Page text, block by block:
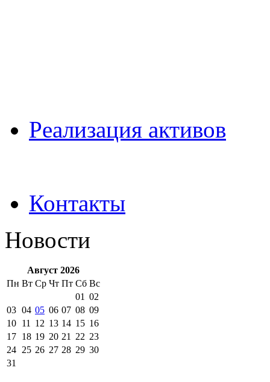
Pеализация активов
Контакты
Новости
Август 2026
Пн Вт Ср Чт Пт Сб Вс
01 02
03 04 05 06 07 08 09
10 11 12 13 14 15 16
17 18 19 20 21 22 23
24 25 26 27 28 29 30
31